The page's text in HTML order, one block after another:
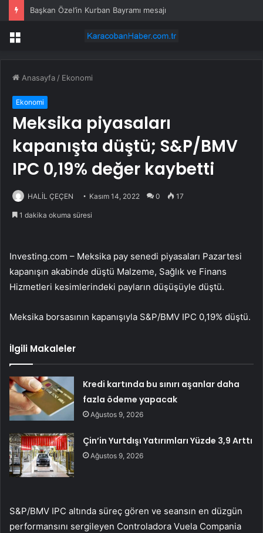
Başkan Özel’in Kurban Bayramı mesajı
Menü
Anasayfa / Ekonomi
Ekonomi
Meksika piyasaları
kapanışta düştü; S&P/BMV
IPC 0,19% değer kaybetti
HALİL ÇEÇEN Kasım 14, 2022 0 17
1 dakika okuma süresi
Investing.com – Meksika pay senedi piyasaları Pazartesi
kapanışın akabinde düştü Malzeme, Sağlık ve Finans
Hizmetleri kesimlerindeki payların düşüşüyle düştü.
Meksika borsasının kapanışıyla S&P/BMV IPC 0,19% düştü.
İlgili Makaleler
Kredi kartında bu sınırı aşanlar daha
fazla ödeme yapacak
Ağustos 9, 2026
Çin’in Yurtdışı Yatırımları Yüzde 3,9 Arttı
Ağustos 9, 2026
S&P/BMV IPC altında süreç gören ve seansın en düzgün
performansını sergileyen Controladora Vuela Compania